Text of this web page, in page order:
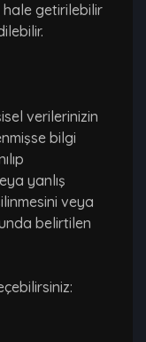
getirilebilir
verilerinizin
bilgi
yanlış
veya
belirtilen